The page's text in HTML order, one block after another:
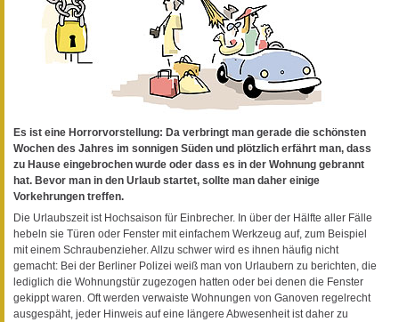
Es ist eine Horrorvorstellung: Da verbringt man gerade die schönsten
Wochen des Jahres im sonnigen Süden und plötzlich erfährt man, dass
zu Hause eingebrochen wurde oder dass es in der Wohnung gebrannt
hat. Bevor man in den Urlaub startet, sollte man daher einige
Vorkehrungen treffen.
Die Urlaubszeit ist Hochsaison für Einbrecher. In über der Hälfte aller Fälle
hebeln sie Türen oder Fenster mit einfachem Werkzeug auf, zum Beispiel
mit einem Schraubenzieher. Allzu schwer wird es ihnen häufig nicht
gemacht: Bei der Berliner Polizei weiß man von Urlaubern zu berichten, die
lediglich die Wohnungstür zugezogen hatten oder bei denen die Fenster
gekippt waren. Oft werden verwaiste Wohnungen von Ganoven regelrecht
ausgespäht, jeder Hinweis auf eine längere Abwesenheit ist daher zu